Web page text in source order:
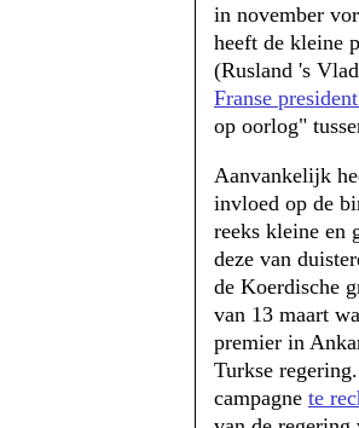
in november
heeft de kleine
(Rusland 's
Franse
op oorlog"
Aanvankelijk
invloed op de
reeks kleine en
deze van
de Koerdische
van 13 maart
premier in
Turkse
campagne te